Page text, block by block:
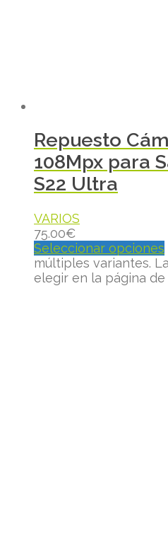
Repuesto
108Mpx para
S22 Ultra
VARIOS
75.00€
Seleccionar opciones
múltiples variantes.
elegir en la página